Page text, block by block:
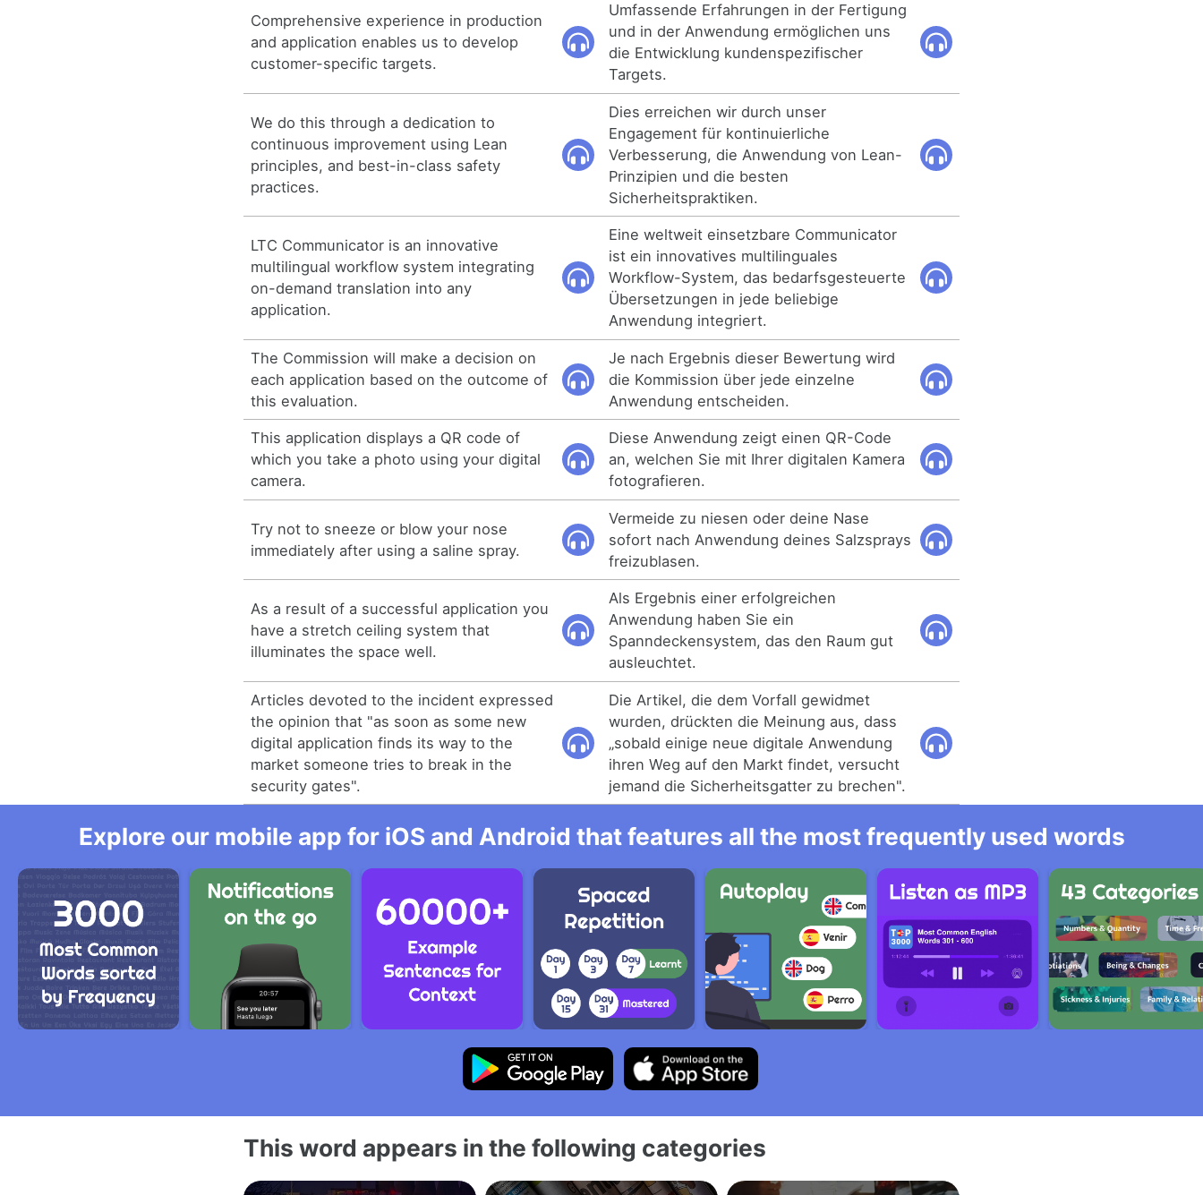
Comprehensive experience in production
and application enables us to develop
customer-specific targets.
Umfassende Erfahrungen in der Fertigung
und in der Anwendung ermöglichen uns
die Entwicklung kundenspezifischer
Targets.
We do this through a dedication to
continuous improvement using Lean
principles, and best-in-class safety
practices.
Dies erreichen wir durch unser
Engagement für kontinuierliche
Verbesserung, die Anwendung von Lean-
Prinzipien und die besten
Sicherheitspraktiken.
LTC Communicator is an innovative
multilingual workflow system integrating
on-demand translation into any
application.
Eine weltweit einsetzbare Communicator
ist ein innovatives multilinguales
Workflow-System, das bedarfsgesteuerte
Übersetzungen in jede beliebige
Anwendung integriert.
The Commission will make a decision on
each application based on the outcome of
this evaluation.
Je nach Ergebnis dieser Bewertung wird
die Kommission über jede einzelne
Anwendung entscheiden.
This application displays a QR code of
which you take a photo using your digital
camera.
Diese Anwendung zeigt einen QR-Code
an, welchen Sie mit Ihrer digitalen Kamera
fotografieren.
Try not to sneeze or blow your nose
immediately after using a saline spray.
Vermeide zu niesen oder deine Nase
sofort nach Anwendung deines Salzsprays
freizublasen.
As a result of a successful application you
have a stretch ceiling system that
illuminates the space well.
Als Ergebnis einer erfolgreichen
Anwendung haben Sie ein
Spanndeckensystem, das den Raum gut
ausleuchtet.
Articles devoted to the incident expressed
the opinion that "as soon as some new
digital application finds its way to the
market someone tries to break in the
security gates".
Die Artikel, die dem Vorfall gewidmet
wurden, drückten die Meinung aus, dass
„sobald einige neue digitale Anwendung
ihren Weg auf den Markt findet, versucht
jemand die Sicherheitsgatter zu brechen".
Explore our mobile app for iOS and Android that features all the most frequently used words
This word appears in the following categories